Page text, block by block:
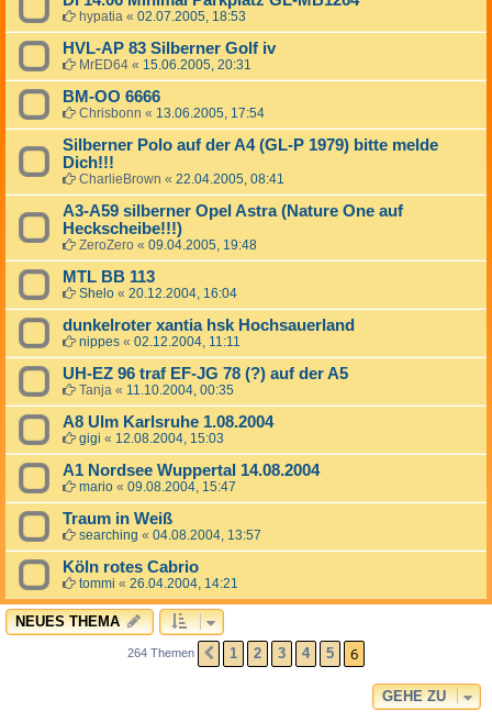
hypatia « 02.07.2005, 18:53
HVL-AP 83 Silberner Golf iv
MrED64 « 15.06.2005, 20:31
BM-OO 6666
Chrisbonn « 13.06.2005, 17:54
Silberner Polo auf der A4 (GL-P 1979) bitte melde
Dich!!!
CharlieBrown « 22.04.2005, 08:41
A3-A59 silberner Opel Astra (Nature One auf
Heckscheibe!!!)
ZeroZero « 09.04.2005, 19:48
MTL BB 113
Shelo « 20.12.2004, 16:04
dunkelroter xantia hsk Hochsauerland
nippes « 02.12.2004, 11:11
UH-EZ 96 traf EF-JG 78 (?) auf der A5
Tanja « 11.10.2004, 00:35
A8 Ulm Karlsruhe 1.08.2004
gigi « 12.08.2004, 15:03
A1 Nordsee Wuppertal 14.08.2004
mario « 09.08.2004, 15:47
Traum in Weiß
searching « 04.08.2004, 13:57
Köln rotes Cabrio
tommi « 26.04.2004, 14:21
NEUES THEMA
264 Themen VORHERIGE
1 2 3 4 5 6
GEHE ZU